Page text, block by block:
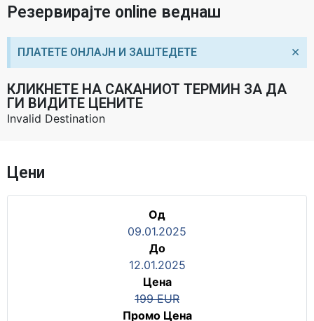
Резервирајте online веднаш
ПЛАТЕТЕ ОНЛАЈН И ЗАШТЕДЕТЕ ×
КЛИКНЕТЕ НА САКАНИОТ ТЕРМИН ЗА ДА
ГИ ВИДИТЕ ЦЕНИТЕ
Invalid Destination
Цени
Од
09.01.2025
До
12.01.2025
Цена
199 EUR
Промо Цена